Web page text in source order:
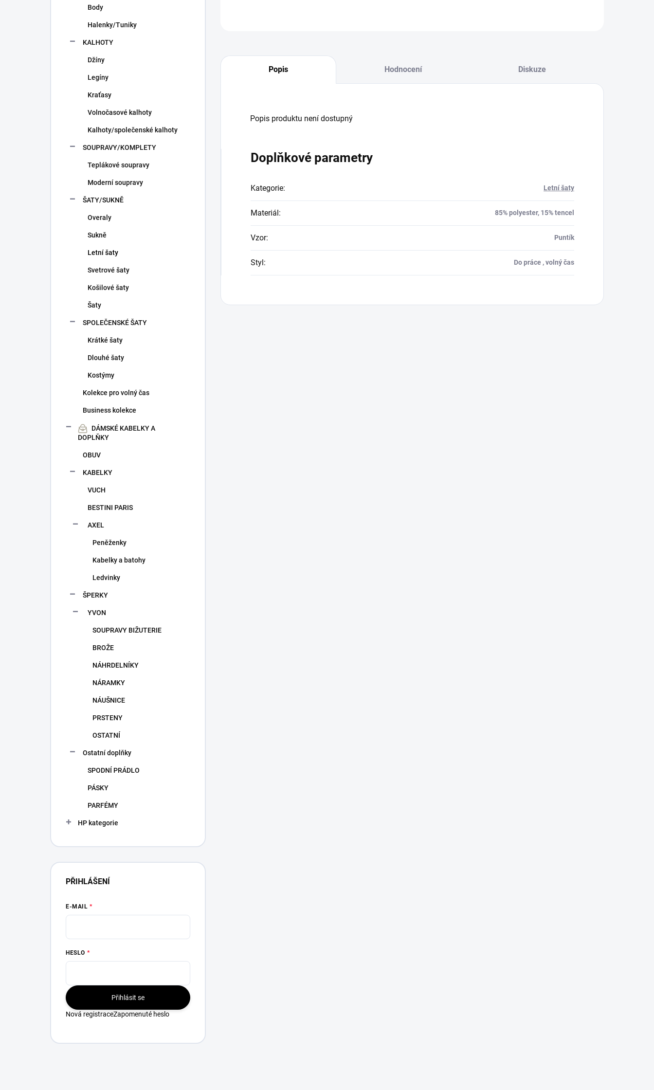
Body
Halenky/Tuniky
KALHOTY
Džíny
Legíny
Kraťasy
Volnočasové kalhoty
Kalhoty/společenské kalhoty
SOUPRAVY/KOMPLETY
Teplákové soupravy
Moderní soupravy
ŠATY/SUKNĚ
Overaly
Sukně
Letní šaty
Svetrové šaty
Košilové šaty
Šaty
SPOLEČENSKÉ ŠATY
Krátké šaty
Dlouhé šaty
Kostýmy
Kolekce pro volný čas
Business kolekce
DÁMSKÉ KABELKY A
DOPLŇKY
OBUV
KABELKY
VUCH
BESTINI PARIS
AXEL
Peněženky
Kabelky a batohy
Ledvinky
ŠPERKY
YVON
SOUPRAVY BIŽUTERIE
BROŽE
NÁHRDELNÍKY
NÁRAMKY
NÁUŠNICE
PRSTENY
OSTATNÍ
Ostatní doplňky
SPODNÍ PRÁDLO
PÁSKY
PARFÉMY
HP kategorie
PŘIHLÁŠENÍ
E-MAIL
HESLO
Přihlásit se
Nová registraceZapomenuté heslo
Popis Hodnocení Diskuze
Popis produktu není dostupný
Doplňkové parametry
Kategorie: Letní šaty
Materiál : 85% polyester, 15% tencel
Vzor: Puntík
Styl : Do práce , volný čas